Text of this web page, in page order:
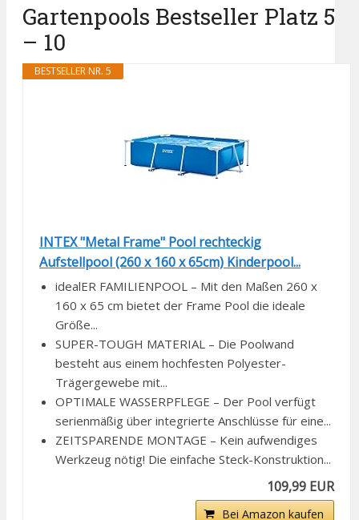
Gartenpools Bestseller Platz 5
– 10
BESTSELLER NR. 5
INTEX "Metal Frame" Pool rechteckig
Aufstellpool (260 x 160 x 65cm) Kinderpool...
idealER FAMILIENPOOL – Mit den Maßen 260 x
160 x 65 cm bietet der Frame Pool die ideale
Größe...
SUPER-TOUGH MATERIAL – Die Poolwand
besteht aus einem hochfesten Polyester-
Trägergewebe mit...
OPTIMALE WASSERPFLEGE – Der Pool verfügt
serienmäßig über integrierte Anschlüsse für eine...
ZEITSPARENDE MONTAGE – Kein aufwendiges
Werkzeug nötig! Die einfache Steck-Konstruktion...
109,99 EUR
Bei Amazon kaufen